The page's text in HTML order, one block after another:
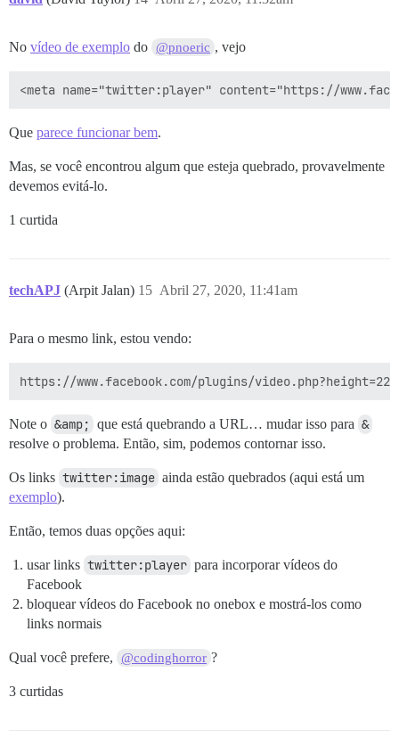
No vídeo de exemplo do @pnoeric , vejo
Que parece funcionar bem.
Mas, se você encontrou algum que esteja quebrado, provavelmente
devemos evitá-lo.
1 curtida
techAPJ (Arpit Jalan) Abril 27, 2020, 11:41am
15
Para o mesmo link, estou vendo:
Note o &amp; que está quebrando a URL… mudar isso para &
resolve o problema. Então, sim, podemos contornar isso.
Os links twitter:image ainda estão quebrados (aqui está um
exemplo).
Então, temos duas opções aqui:
usar links twitter:player para incorporar vídeos do
Facebook
bloquear vídeos do Facebook no onebox e mostrá-los como
links normais
Qual você prefere, @codinghorror ?
3 curtidas